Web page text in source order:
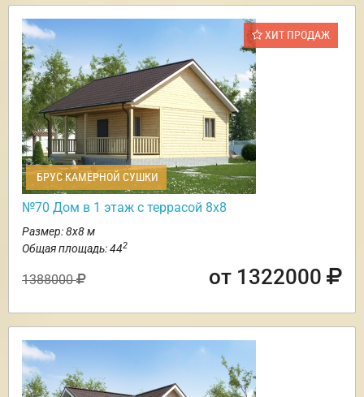
ХИТ ПРОДАЖ
БРУС КАМЕРНОЙ СУШКИ
№70 Дом в 1 этаж с террасой 8х8
Размер: 8х8 м
Общая площадь: 442
1388000 от 1322000